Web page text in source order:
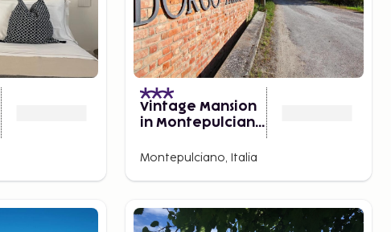
Vintage Mansion
in Montepulciano
Montepulciano, Italia